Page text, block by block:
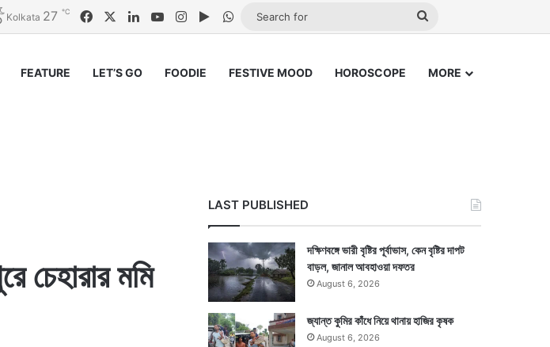
Kolkata 27 ℃ FacebookLinkedInYouTubeInstagramGoogle Play
WhatsApp
Search
FEATURE LET’S GO FOODIE FESTIVE MOOD HOROSCOPE MORE
চেহারার মমি
LAST PUBLISHED
দক্ষিণবঙ্গে ভারী বৃষ্টির পূর্বাভাস, কেন বৃষ্টির দাপট
বাড়ল, জানাল আবহাওয়া দফতর
August 6, 2026
জ্যান্ত কুমির কাঁধে নিয়ে থানায় হাজির কৃষক
August 6, 2026